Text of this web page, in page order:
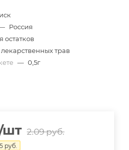
Россия
остатков
трав
— 0,5г
шт 2.09руб.
руб.